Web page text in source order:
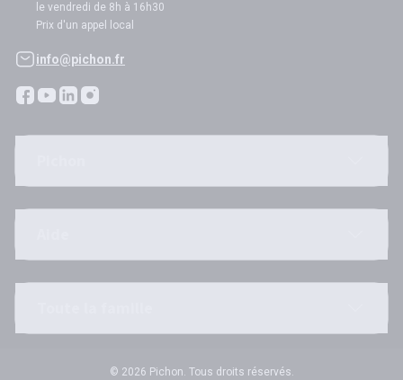
le vendredi de 8h à 16h30
Prix d'un appel local
info@pichon.fr
© 2026 Pichon. Tous droits réservés.